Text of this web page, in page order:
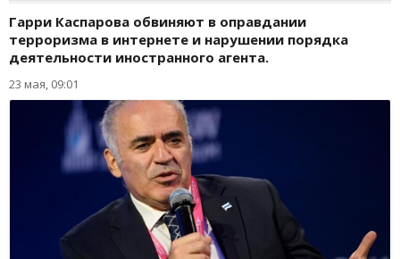
Гарри Каспарова обвиняют в оправдании
терроризма в интернете и нарушении порядка
деятельности иностранного агента.
23 мая, 09:01